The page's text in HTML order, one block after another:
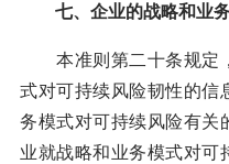
七、企业的战略和业
本准则第二十条规定
式对可持续风险韧性的信
务模式对可持续风险有关
业就战略和业务模式对可